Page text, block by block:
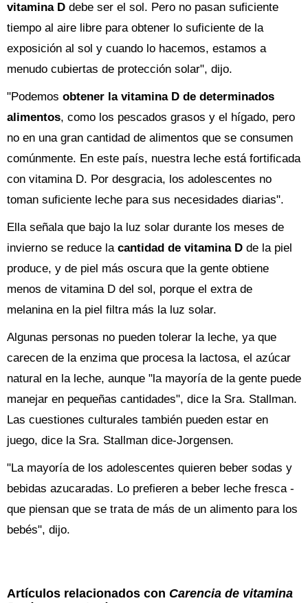
vitamina D debe ser el sol. Pero no pasan suficiente
tiempo al aire libre para obtener lo suficiente de la
exposición al sol y cuando lo hacemos, estamos a
menudo cubiertas de protección solar", dijo.
"Podemos obtener la vitamina D de determinados
alimentos, como los pescados grasos y el hígado, pero
no en una gran cantidad de alimentos que se consumen
comúnmente. En este país, nuestra leche está fortificada
con vitamina D. Por desgracia, los adolescentes no
toman suficiente leche para sus necesidades diarias".
Ella señala que bajo la luz solar durante los meses de
invierno se reduce la cantidad de vitamina D de la piel
produce, y de piel más oscura que la gente obtiene
menos de vitamina D del sol, porque el extra de
melanina en la piel filtra más la luz solar.
Algunas personas no pueden tolerar la leche, ya que
carecen de la enzima que procesa la lactosa, el azúcar
natural en la leche, aunque "la mayoría de la gente puede
manejar en pequeñas cantidades", dice la Sra. Stallman.
Las cuestiones culturales también pueden estar en
juego, dice la Sra. Stallman dice-Jorgensen.
"La mayoría de los adolescentes quieren beber sodas y
bebidas azucaradas. Lo prefieren a beber leche fresca -
que piensan que se trata de más de un alimento para los
bebés", dijo.
Artículos relacionados con Carencia de vitamina